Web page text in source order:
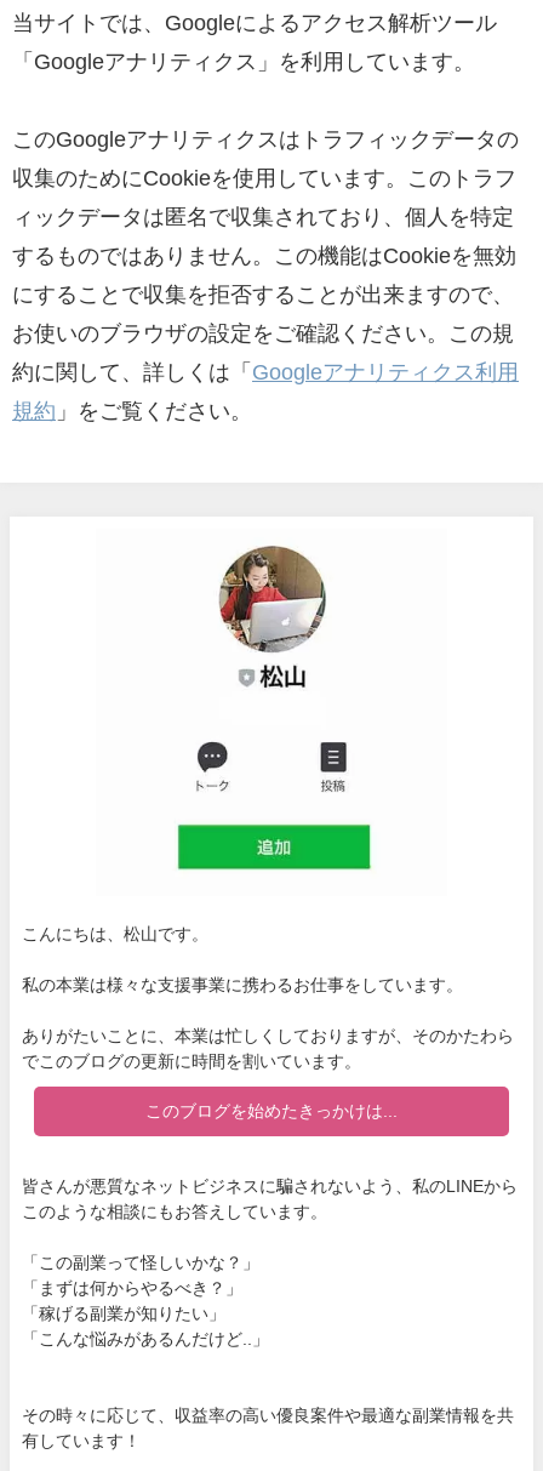
当サイトでは、Googleによるアクセス解析ツール
「Googleアナリティクス」を利用しています。
このGoogleアナリティクスはトラフィックデータの
収集のためにCookieを使用しています。このトラフ
ィックデータは匿名で収集されており、個人を特定
するものではありません。この機能はCookieを無効
にすることで収集を拒否することが出来ますので、
お使いのブラウザの設定をご確認ください。この規
約に関して、詳しくは「 Googleアナリティクス利用
規約 」をご覧ください。
こんにちは、松山です。
私の本業は様々な支援事業に携わるお仕事をしています。
ありがたいことに、本業は忙しくしておりますが、そのかたわら
でこのブログの更新に時間を割いています。
このブログを始めたきっかけは...
皆さんが悪質なネットビジネスに騙されないよう、私のLINEから
このような相談にもお答えしています。
「この副業って怪しいかな？」
「まずは何からやるべき？」
「稼げる副業が知りたい」
「こんな悩みがあるんだけど..」
その時々に応じて、収益率の高い優良案件や最適な副業情報を共
有しています！